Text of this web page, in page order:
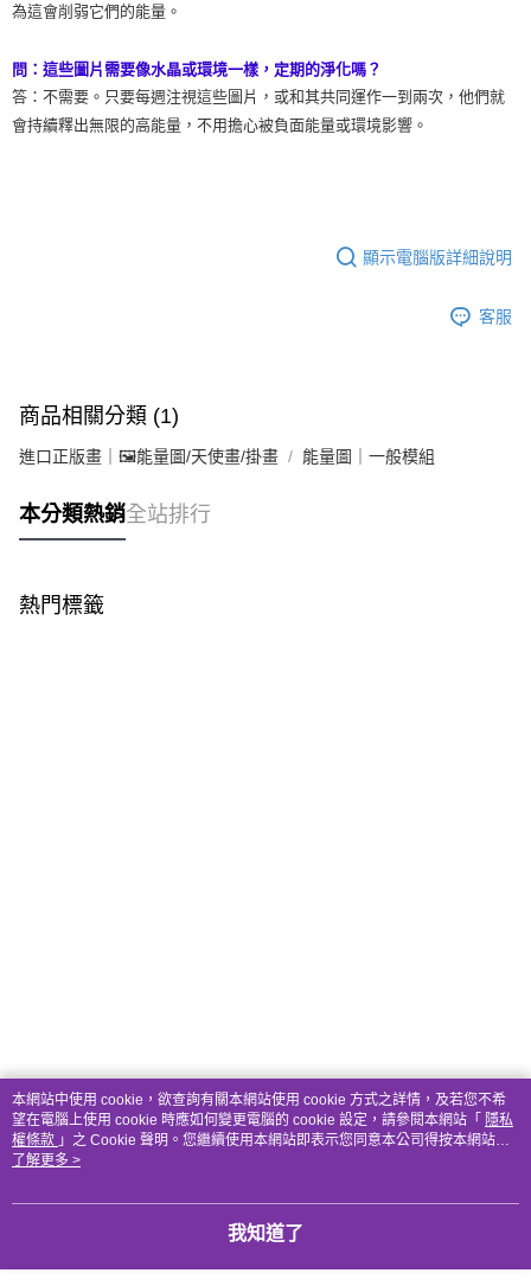
為這會削弱它們的能量。
問：這些圖片需要像水晶或環境一樣，定期的淨化嗎？
答：不需要。只要每週注視這些圖片，或和其共同運作一到兩次，他們就
會持續釋出無限的高能量，不用擔心被負面能量或環境影響。
顯示電腦版詳細說明
客服
商品相關分類 (1)
進口正版畫｜🖼️能量圖/天使畫/掛畫 能量圖｜一般模組
本分類熱銷全站排行
熱門標籤
本網站中使用 cookie，欲查詢有關本網站使用 cookie 方式之詳情，及若您不希
望在電腦上使用 cookie 時應如何變更電腦的 cookie 設定，請參閱本網站「 隱私
權條款 」之 Cookie 聲明。您繼續使用本網站即表示您同意本公司得按本網站使
用條款之 Cookie 聲明使用 cookie。
了解更多 >
我知道了